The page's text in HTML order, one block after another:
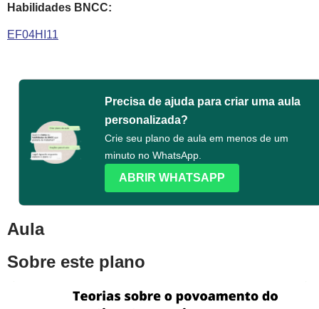
Habilidades BNCC:
EF04HI11
Precisa de ajuda para criar uma aula
personalizada?
Crie seu plano de aula em menos de um
minuto no WhatsApp.
ABRIR WHATSAPP
Aula
Sobre este plano